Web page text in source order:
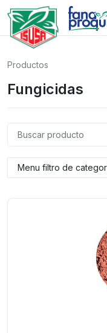
Productos
Fungicidas
Menu filtro de